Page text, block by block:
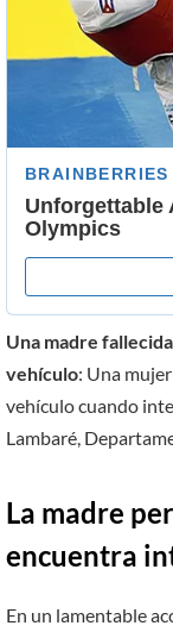
Una madre
vehículo: Una
vehículo cuando
Lambaré,
La madre
encuentra
En un lamentable